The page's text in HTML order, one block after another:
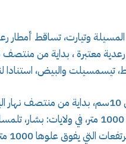
وتيارت، تساقط أمطار
معتبرة ، بداية من منتصف
تيسمسيلت والبيض،
و تتساقط ثلوج كثيفة بسمك يصل إلى 10سم،
الغد على المرتفعات التي يتعدى علوها